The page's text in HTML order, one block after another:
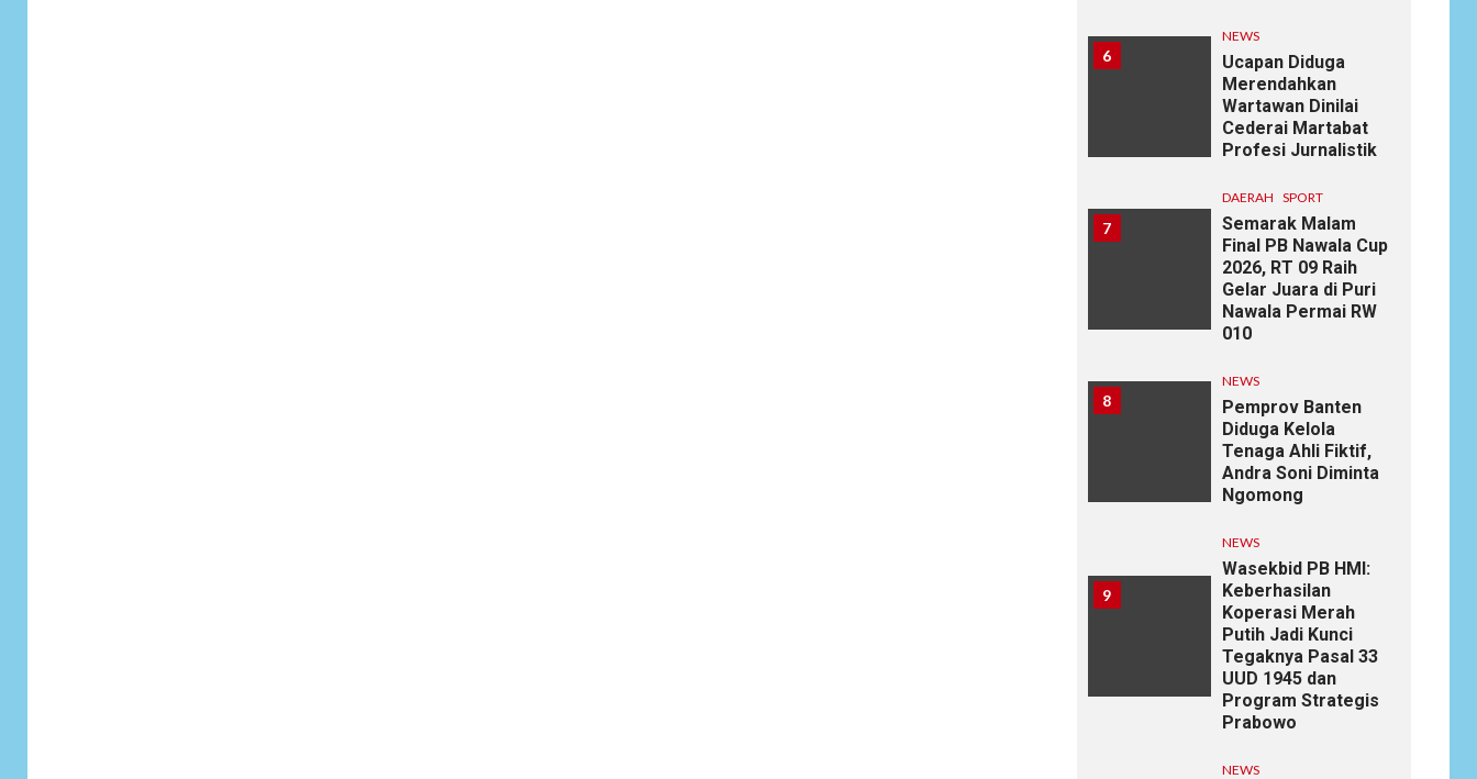
6
NEWS
Ucapan Diduga
Merendahkan
Wartawan Dinilai
Cederai Martabat
Profesi Jurnalistik
7
DAERAH SPORT
Semarak Malam
Final PB Nawala Cup
2026, RT 09 Raih
Gelar Juara di Puri
Nawala Permai RW
010
8
NEWS
Pemprov Banten
Diduga Kelola
Tenaga Ahli Fiktif,
Andra Soni Diminta
Ngomong
9
NEWS
Wasekbid PB HMI:
Keberhasilan
Koperasi Merah
Putih Jadi Kunci
Tegaknya Pasal 33
UUD 1945 dan
Program Strategis
Prabowo
NEWS